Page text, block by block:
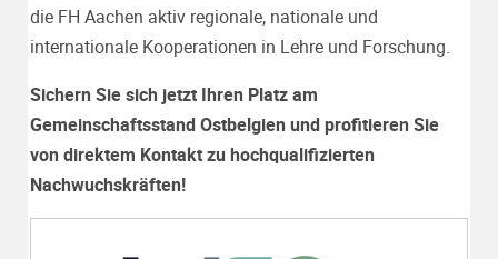
die FH Aachen aktiv regionale, nationale und
internationale Kooperationen in Lehre und Forschung.
Sichern Sie sich jetzt Ihren Platz am
Gemeinschaftsstand Ostbelgien und profitieren Sie
von direktem Kontakt zu hochqualifizierten
Nachwuchskräften!